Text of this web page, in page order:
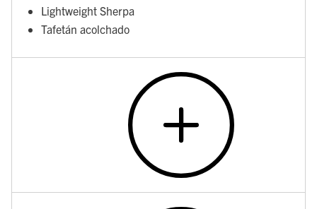
Lightweight Sherpa
Tafetán acolchado